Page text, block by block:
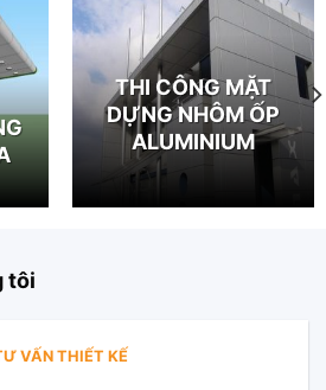
THI CÔNG MẶT
DỰNG NHÔM ỐP
ALUMINIUM
tôi
VẤN THIẾT KẾ